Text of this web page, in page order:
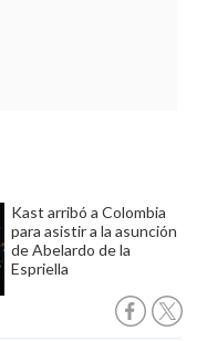
Kast arribó a Colombia
para asistir a la asunción
de Abelardo de la
Espriella